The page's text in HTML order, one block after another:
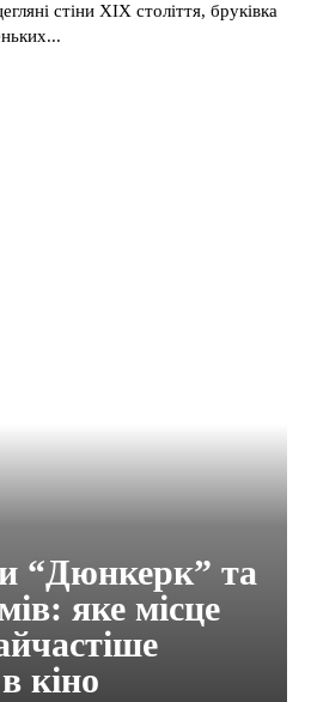
стіни XIX століття, бруківка
“Дюнкерк” та
яке місце
кіно